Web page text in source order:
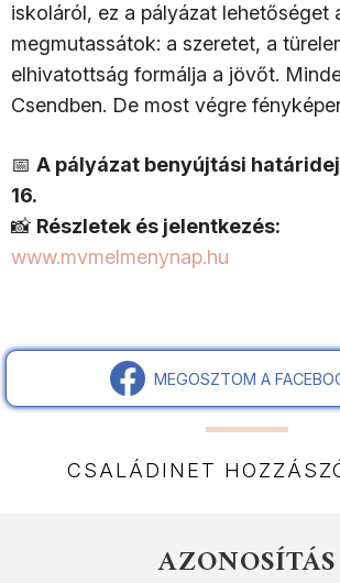
iskoláról, ez a pályázat lehetőséget
megmutassátok: a szeretet, a
elhivatottság formálja a jövőt.
Csendben. De most végre
📅 A pályázat benyújtási
16.
📸 Részletek és jelentkezés:
www.mvmelmenynap.hu
MEGOSZTOM A
CSALÁDINET
AZONOSÍTÁS